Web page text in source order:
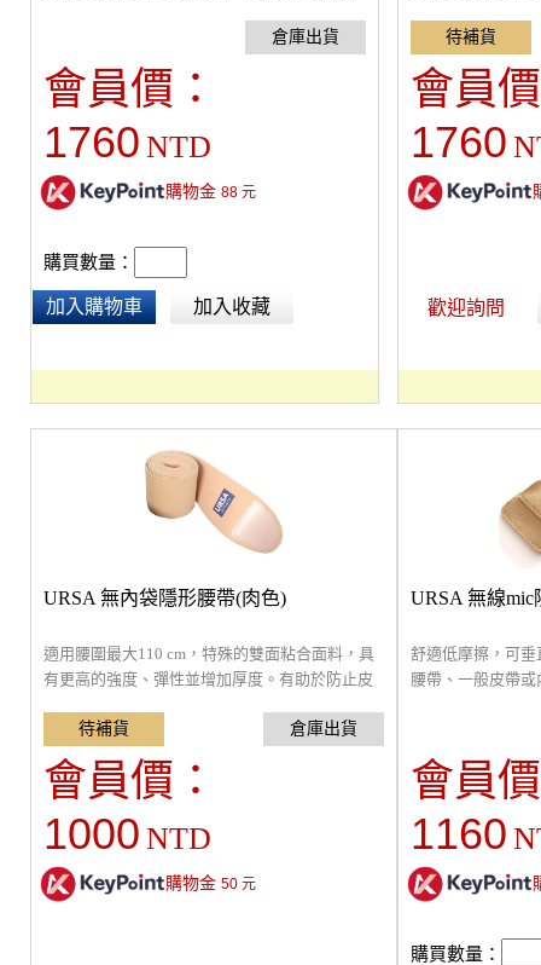
100cm / 寬10cm / 厚1mm，麥克風袋尺寸：
10x8cm
會員價：
1760 NTD
購物金 88元
購買數量：
加入購物車 加入收藏
100cm / 寬10cm /
10x8cm
會員
1760
歡迎詢問
URSA 無內袋隱形腰帶(肉色)
適用腰圍最大110 cm，特殊的雙面粘合面料，具
有更高的強度、彈性並增加厚度。有助於防止皮
隱藏固定於腰部，可單獨使用或搭配腰包使用。
會員價：
1000 NTD
購物金 50元
URSA 無線
舒適低摩擦，可垂
腰帶、一般皮帶
氣舒適，適合禮
使用，可用洗衣
會員
1160
購買數量：